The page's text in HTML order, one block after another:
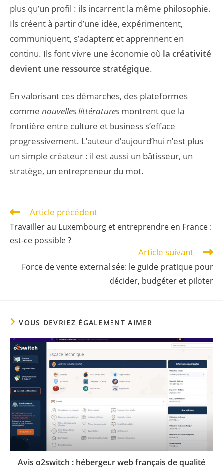
plus qu’un profil : ils incarnent la même philosophie.
Ils créent à partir d’une idée, expérimentent,
communiquent, s’adaptent et apprennent en
continu. Ils font vivre une économie où la créativité
devient une ressource stratégique.
En valorisant ces démarches, des plateformes
comme nouvelles littératures montrent que la
frontière entre culture et business s’efface
progressivement. L’auteur d’aujourd’hui n’est plus
un simple créateur : il est aussi un bâtisseur, un
stratège, un entrepreneur du mot.
Article précédent
Travailler au Luxembourg et entreprendre en France :
est-ce possible ?
Article suivant
Force de vente externalisée: le guide pratique pour
décider, budgéter et piloter
VOUS DEVRIEZ ÉGALEMENT AIMER
Avis o2switch : hébergeur web français de qualité